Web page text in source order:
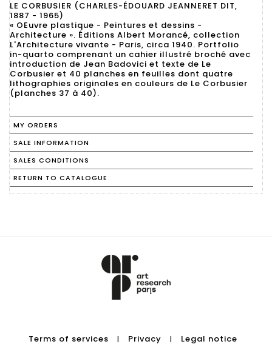
LE CORBUSIER (CHARLES-ÉDOUARD JEANNERET DIT,
1887 - 1965)
« OEuvre plastique - Peintures et dessins -
Architecture ». Éditions Albert Morancé, collection
L'Architecture vivante - Paris, circa 1940. Portfolio
in-quarto comprenant un cahier illustré broché avec
introduction de Jean Badovici et texte de Le
Corbusier et 40 planches en feuilles dont quatre
lithographies originales en couleurs de Le Corbusier
MY ORDERS
SALE INFORMATION
SALES CONDITIONS
RETURN TO CATALOGUE
Terms of services | Privacy | Legal notice